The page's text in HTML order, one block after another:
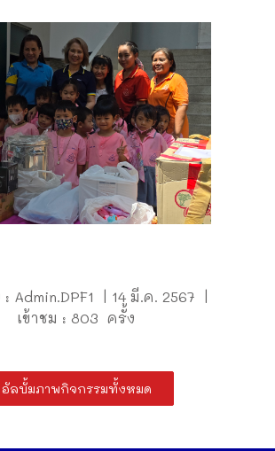
Admin.DPF1 | 14 มี.ค. 2567 |
เข้าชม : 803 ครั้ง
อัลบั้มภาพกิจกรรมทั้งหมด